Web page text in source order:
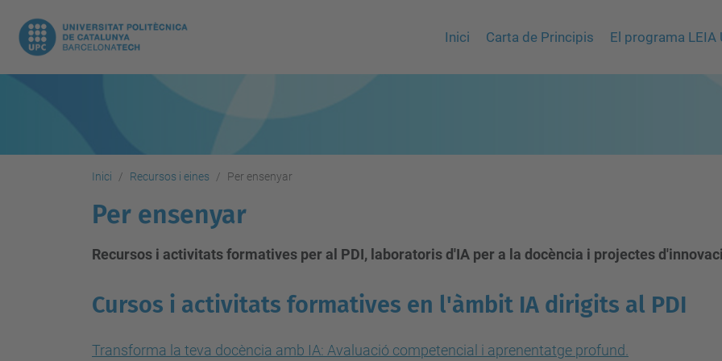
Inici Carta de Principis El programa LEIA
Inici Recursos i eines Per ensenyar
Per ensenyar
Recursos i activitats formatives per al PDI, laboratoris d'IA per a la docència i projectes
Cursos i activitats formatives en l'àmbit IA dirigits al PDI
Transforma la teva docència amb IA: Avaluació competencial i aprenentatge profund.